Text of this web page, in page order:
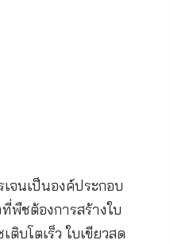
จนเป็นองค์ประกอบ
พืชต้องการสร้างใบ
บโตเร็ว ใบเขียวสด